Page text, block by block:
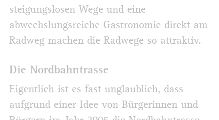
steigungslosen Wege und eine
abwechslungsreiche Gastronomie direkt am
Radweg machen die Radwege so attraktiv.
Die Nordbahntrasse
Eigentlich ist es fast unglaublich, dass
aufgrund einer Idee von Bürgerinnen und